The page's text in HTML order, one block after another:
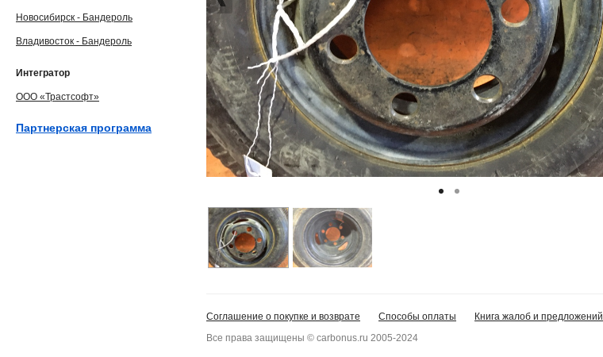
Новосибирск - Бандероль
Владивосток - Бандероль
Интегратор
ООО «Трастсофт»
Партнерская программа
Соглашение о покупке и возврате Способы оплаты Книга жалоб и предложений
Все права защищены © carbonus.ru 2005-2024